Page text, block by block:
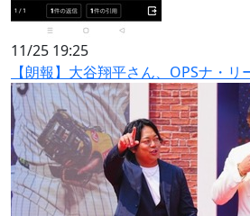
11/25 19:25
【朗報】大谷翔平さん、OPSナ・リ